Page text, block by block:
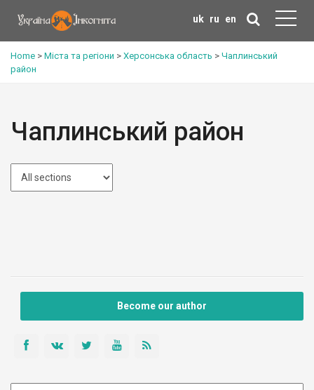
uk ru en
Home > Міста та регіони > Херсонська область > Чаплинський
район
Чаплинський район
Become our author